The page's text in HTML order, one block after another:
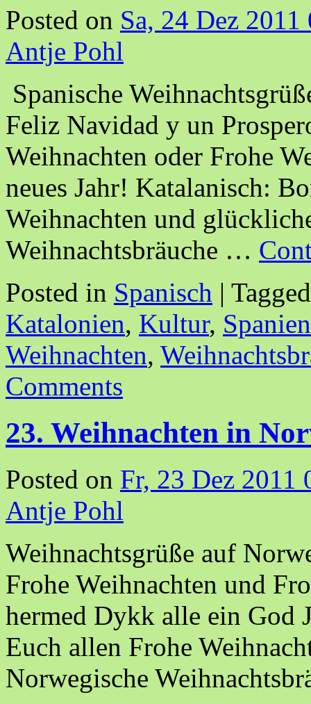
Posted on Sa, 24 Dez 2011
Antje Pohl
Spanische
Feliz Navidad y un
Weihnachten oder Frohe
neues Jahr! Katalanisch:
Weihnachten und
Weihnachtsbräuche …
Posted in Spanisch | Tagged
Katalonien, Kultur, Spanien
Weihnachten,
Comments
23. Weihnachten in
Posted on Fr, 23 Dez 2011
Antje Pohl
Weihnachtsgrüße auf
Frohe Weihnachten und
hermed Dykk alle ein God
Euch allen Frohe
Norwegische